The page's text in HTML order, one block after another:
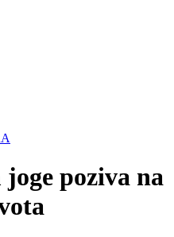
poziva na